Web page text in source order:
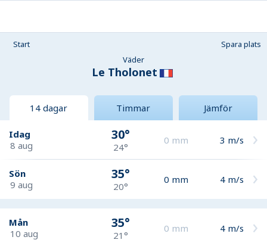
Start
Spara plats
Väder
Le Tholonet
14 dagar Timmar Jämför
Idag
8 aug
30°
24°
0 mm 3 m/s
Sön
9 aug
35°
20°
0 mm 4 m/s
Mån
10 aug
35°
21°
0 mm 4 m/s